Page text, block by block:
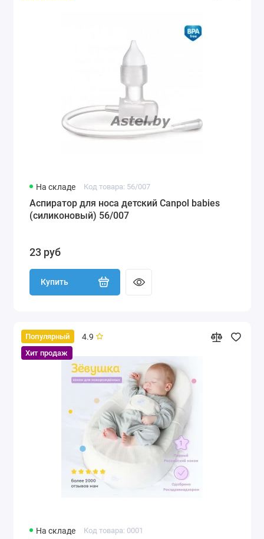
На складе Код товара: 56/007
Аспиратор для носа детский Canpol babies
(силиконовый) 56/007
23 руб
Купить
Популярный
Хит продаж
4.9
На складе Код товара: 0001